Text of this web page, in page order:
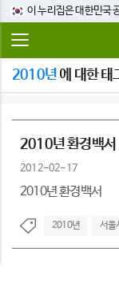
이 누리집은 대한민국
2010년 에 대한 태
2010년 환경백서
2012-02-17
2010년 환경백서
2010년 서울